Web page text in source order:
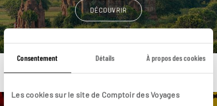
Consentement Détails À propos des cookies
Les cookies sur le site de Comptoir des Voyages
DÉCOUVRIR